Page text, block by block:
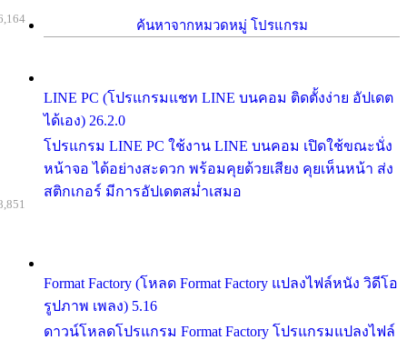
ค้นหาจากหมวดหมู่ โปรแกรม
LINE PC (โปรแกรมแชท LINE บนคอม ติดตั้งง่าย อัปเดต
ได้เอง) 26.2.0
โปรแกรม LINE PC ใช้งาน LINE บนคอม เปิดใช้ขณะนั่ง
หน้าจอ ได้อย่างสะดวก พร้อมคุยด้วยเสียง คุยเห็นหน้า ส่ง
สติกเกอร์ มีการอัปเดตสม่ำเสมอ
Format Factory (โหลด Format Factory แปลงไฟล์หนัง วิดีโอ
รูปภาพ เพลง) 5.16
ดาวน์โหลดโปรแกรม Format Factory โปรแกรมแปลงไฟล์